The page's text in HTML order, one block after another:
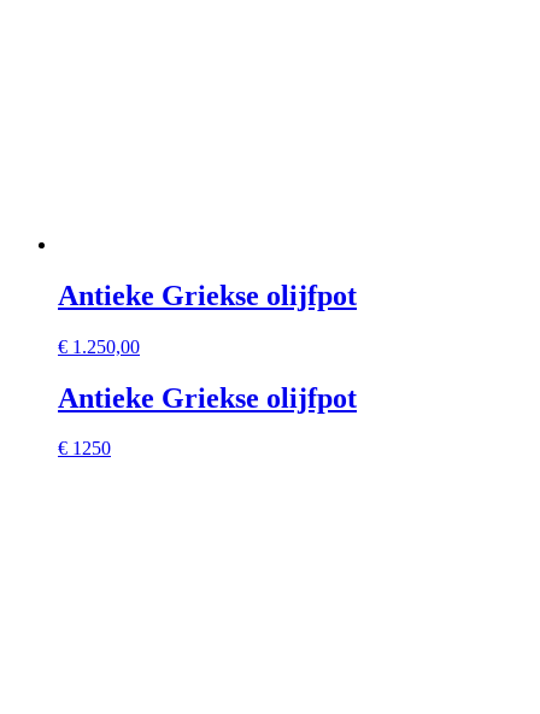
Antieke Griekse olijfpot
€ 1.250,00
Antieke Griekse olijfpot
€ 1250